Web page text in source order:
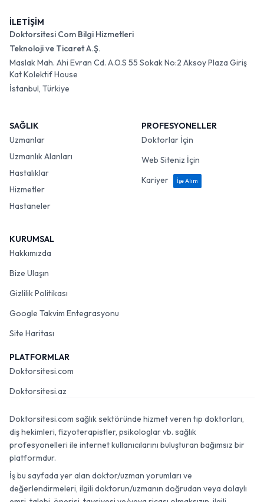
İLETİŞİM
Doktorsitesi Com Bilgi Hizmetleri
Teknoloji ve Ticaret A.Ş.
Maslak Mah. Ahi Evran Cd. A.O.S 55 Sokak No:2 Aksoy Plaza Giriş
Kat Kolektif House
İstanbul, Türkiye
SAĞLIK
Uzmanlar
Uzmanlık Alanları
Hastalıklar
Hizmetler
Hastaneler
PROFESYONELLER
Doktorlar İçin
Web Siteniz İçin
Kariyer
İşe Alım
KURUMSAL
Hakkımızda
Bize Ulaşın
Gizlilik Politikası
Google Takvim Entegrasyonu
Site Haritası
PLATFORMLAR
Doktorsitesi.com
Doktorsitesi.az
Doktorsitesi.com sağlık sektöründe hizmet veren tıp doktorları,
diş hekimleri, fizyoterapistler, psikologlar vb. sağlık
profesyonelleri ile internet kullanıcılarını buluşturan bağımsız bir
platformdur.
İş bu sayfada yer alan doktor/uzman yorumları ve
değerlendirmeleri, ilgili doktorun/uzmanın doğrudan veya dolaylı